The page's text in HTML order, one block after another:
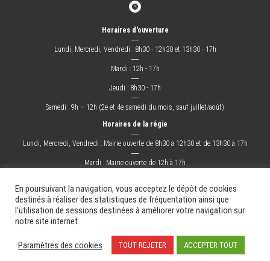
Horaires d'ouverture
―
Lundi, Mercredi, Vendredi : 8h30 - 12h30 et 13h30 - 17h
―
Mardi : 12h - 17h
―
Jeudi : 8h30 - 17h
―
Samedi : 9h – 12h (2e et 4e samedi du mois, sauf juillet/août)
Horaires de la régie
―
Lundi, Mercredi, Vendredi : Mairie ouverte de 8h30 à 12h30 et de 13h30 à 17h
―
Mardi : Mairie ouverte de 12h à 17h
La Ville Mes démarches Grandir ! Sortir ! Changer !
Les docs.
Mentions légales
Création & Hébergement : Net-Conception.com
En poursuivant la navigation, vous acceptez le dépôt de cookies
destinés à réaliser des statistiques de fréquentation ainsi que
l'utilisation de sessions destinées à améliorer votre navigation sur
notre site internet.
Paramètres des cookies TOUT REJETER ACCEPTER TOUT